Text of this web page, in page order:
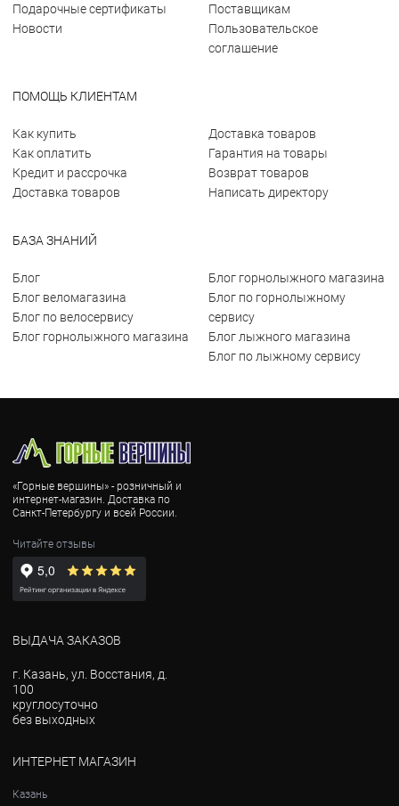
Подарочные сертификаты
Новости
Поставщикам
Пользовательское
соглашение
ПОМОЩЬ КЛИЕНТАМ
Как купить
Как оплатить
Кредит и рассрочка
Доставка товаров
Доставка товаров
Гарантия на товары
Возврат товаров
Написать директору
БАЗА ЗНАНИЙ
Блог
Блог веломагазина
Блог по велосервису
Блог горнолыжного магазина
Блог горнолыжного магазина
Блог по горнолыжному
сервису
Блог лыжного магазина
Блог по лыжному сервису
«Горные вершины» - розничный и
интернет-магазин. Доставка по
Санкт-Петербургу и всей России.
Читайте отзывы
ВЫДАЧА ЗАКАЗОВ
г. Казань, ул. Восстания, д.
100
круглосуточно
без выходных
ИНТЕРНЕТ МАГАЗИН
Казань